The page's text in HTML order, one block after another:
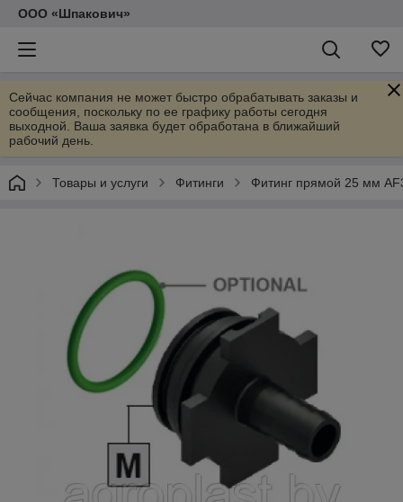
ООО «Шпакович»
Сейчас компания не может быстро обрабатывать заказы и
сообщения, поскольку по ее графику работы сегодня
выходной. Ваша заявка будет обработана в ближайший
рабочий день.
Товары и услуги Фитинги Фитинг прямой 25 мм